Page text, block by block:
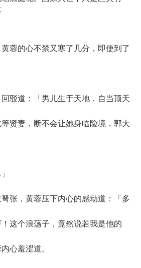
的心不禁又寒了几分，即使到了
道：「男儿生于天地，自当顶天
贤妻，断不会让她身临险境，郭大
，黄蓉压下内心的感动道：「多
这个浪荡子，竟然说若我是他的
心羞涩道。